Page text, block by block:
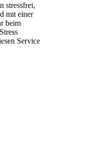
stressfrei,
mit einer
beim
Service